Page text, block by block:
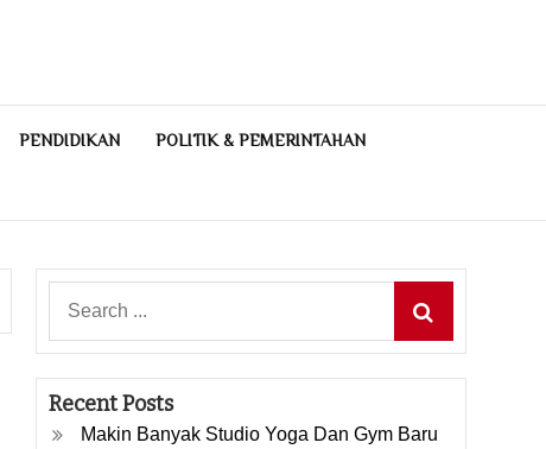
PENDIDIKAN POLITIK & PEMERINTAHAN
Recent Posts
Makin Banyak Studio Yoga Dan Gym Baru